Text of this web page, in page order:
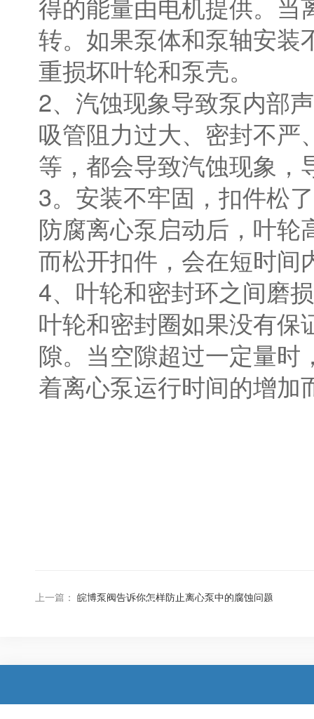
转。如果泵体和泵轴安装
重损坏叶轮和泵壳。
2、汽蚀现象导致泵内部
吸管阻力过大、密封不严
等，都会导致汽蚀现象，
3。安装不牢固，扣件松
防腐离心泵启动后，叶
而松开扣件，会在短时间
4、叶轮和密封环之间磨损
叶轮和密封圈如果没有保
隙。当空隙超过一定量
着离心泵运行时间的增加
上一篇： 皖博泵阀告诉你怎样防止离心泵中的腐蚀问题